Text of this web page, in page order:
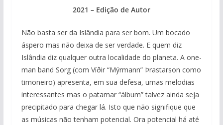
2021 – Edição de Autor
Não basta ser da Islândia para ser bom. Um bocado
áspero mas não deixa de ser verdade. E quem diz
Islândia diz qualquer outra localidade do planeta. A one-
man band Sorg (com Víðir “Mýrmann” Þrastarson como
timoneiro) apresenta, em sua defesa, umas melodias
interessantes mas o patamar “álbum” talvez ainda seja
precipitado para chegar lá. Isto que não signifique que
as músicas não tenham potencial. Ora potencial há até